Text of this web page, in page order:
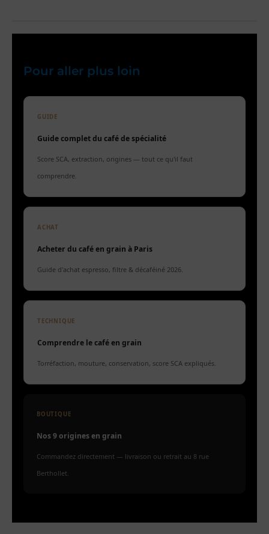
Pour aller plus loin
GUIDE
Guide complet du café de spécialité
Score SCA, extraction, origines — tout ce qu'il faut
comprendre.
ACHAT
Acheter du café en grain à Paris
Guide d'achat espresso, filtre & décaféiné 2026.
TECHNIQUE
Comprendre le café en grain
Torréfaction, mouture, conservation, score SCA expliqués.
BOUTIQUE
Nos 9 origines en grain
Commandez directement — livraison ou retrait au 8 rue
Berthollet.